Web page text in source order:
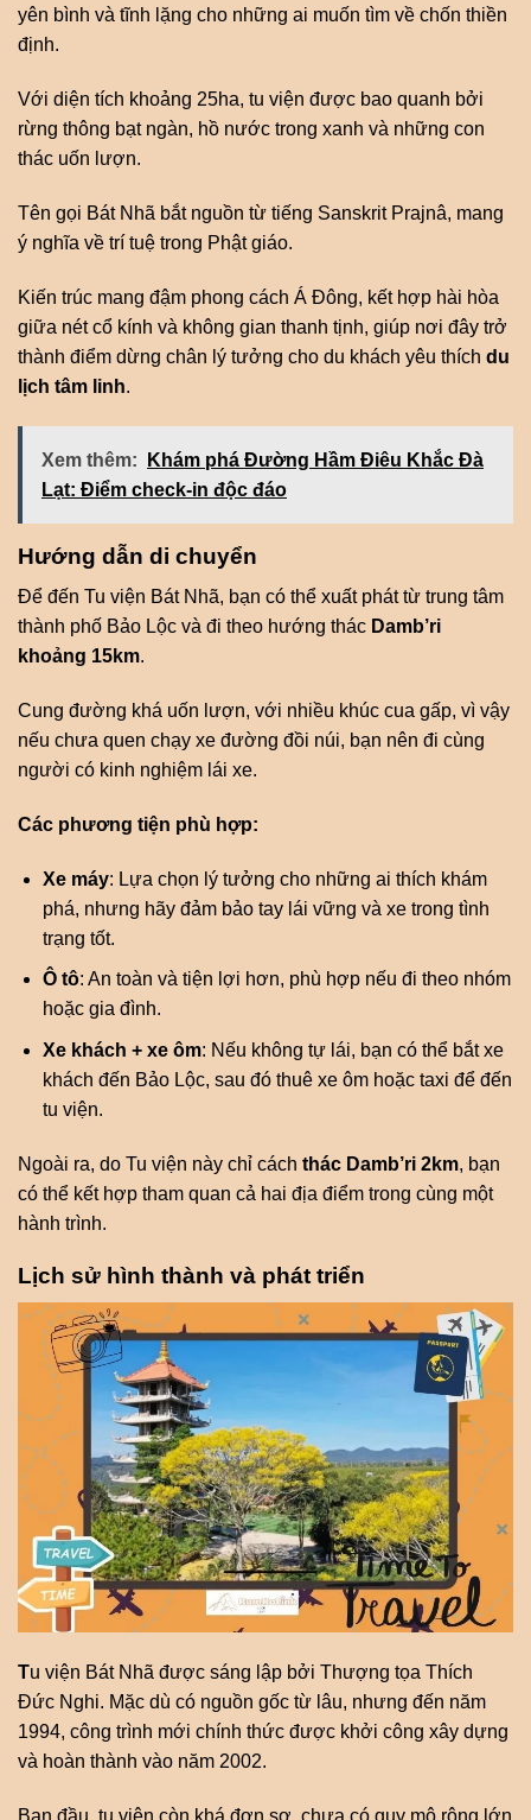
yên bình và tĩnh lặng cho những ai muốn tìm về chốn thiền
định.
Với diện tích khoảng 25ha, tu viện được bao quanh bởi
rừng thông bạt ngàn, hồ nước trong xanh và những con
thác uốn lượn.
Tên gọi Bát Nhã bắt nguồn từ tiếng Sanskrit Prajnâ, mang
ý nghĩa về trí tuệ trong Phật giáo.
Kiến trúc mang đậm phong cách Á Đông, kết hợp hài hòa
giữa nét cổ kính và không gian thanh tịnh, giúp nơi đây trở
thành điểm dừng chân lý tưởng cho du khách yêu thích du
lịch tâm linh.
Xem thêm:
Khám phá Đường Hầm Điêu Khắc Đà
Lạt: Điểm check-in độc đáo
Hướng dẫn di chuyển
Để đến Tu viện Bát Nhã, bạn có thể xuất phát từ trung tâm
thành phố Bảo Lộc và đi theo hướng thác Damb’ri
khoảng 15km.
Cung đường khá uốn lượn, với nhiều khúc cua gấp, vì vậy
nếu chưa quen chạy xe đường đồi núi, bạn nên đi cùng
người có kinh nghiệm lái xe.
Các phương tiện phù hợp:
Xe máy: Lựa chọn lý tưởng cho những ai thích khám
phá, nhưng hãy đảm bảo tay lái vững và xe trong tình
trạng tốt.
Ô tô: An toàn và tiện lợi hơn, phù hợp nếu đi theo nhóm
hoặc gia đình.
Xe khách + xe ôm: Nếu không tự lái, bạn có thể bắt xe
khách đến Bảo Lộc, sau đó thuê xe ôm hoặc taxi để đến
tu viện.
Ngoài ra, do Tu viện này chỉ cách thác Damb’ri 2km, bạn
có thể kết hợp tham quan cả hai địa điểm trong cùng một
hành trình.
Lịch sử hình thành và phát triển
Tu viện Bát Nhã được sáng lập bởi Thượng tọa Thích
Đức Nghi. Mặc dù có nguồn gốc từ lâu, nhưng đến năm
1994, công trình mới chính thức được khởi công xây dựng
và hoàn thành vào năm 2002.
Ban đầu, tu viện còn khá đơn sơ, chưa có quy mô rộng lớn